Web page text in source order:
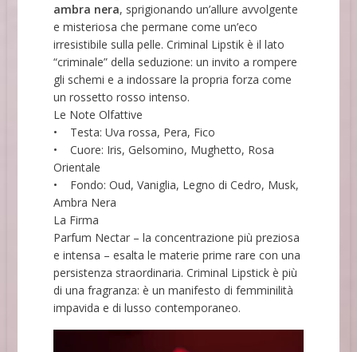
ambra nera, sprigionando un’allure avvolgente
e misteriosa che permane come un’eco
irresistibile sulla pelle. Criminal Lipstik è il lato
“criminale” della seduzione: un invito a rompere
gli schemi e a indossare la propria forza come
un rossetto rosso intenso.
Le Note Olfattive
• Testa: Uva rossa, Pera, Fico
• Cuore: Iris, Gelsomino, Mughetto, Rosa
Orientale
• Fondo: Oud, Vaniglia, Legno di Cedro, Musk,
Ambra Nera
La Firma
Parfum Nectar – la concentrazione più preziosa
e intensa – esalta le materie prime rare con una
persistenza straordinaria. Criminal Lipstick è più
di una fragranza: è un manifesto di femminilità
impavida e di lusso contemporaneo.